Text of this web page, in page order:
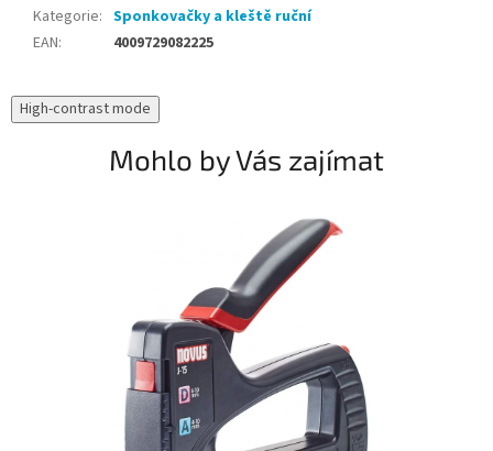
Kategorie: Sponkovačky a kleště ruční
EAN: 4009729082225
High-contrast mode
Mohlo by Vás zajímat